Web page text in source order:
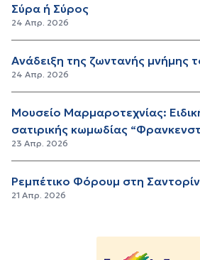
Σύρα ή Σύρος
24 Απρ. 2026
Ανάδειξη της ζωντανής μνήμης
24 Απρ. 2026
Μουσείο Μαρμαροτεχνίας:
σατιρικής κωμωδίας
23 Απρ. 2026
Ρεμπέτικο Φόρουμ στη
21 Απρ. 2026